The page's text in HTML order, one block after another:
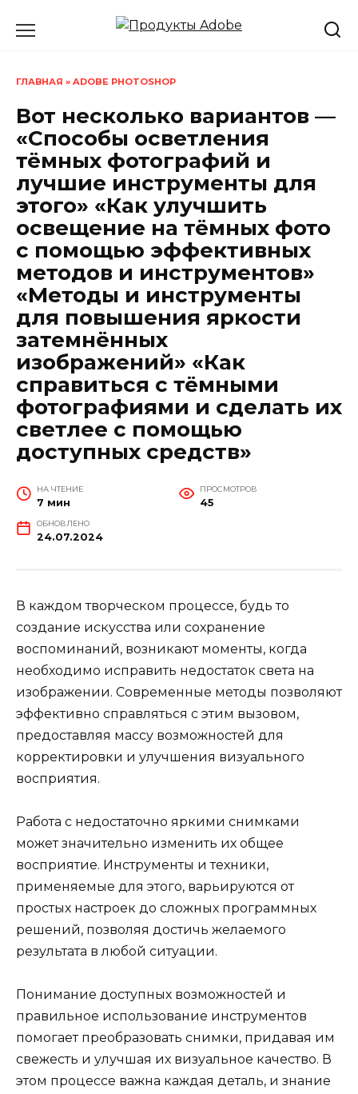
ГЛАВНАЯ » ADOBE PHOTOSHOP
Вот несколько вариантов —
«Способы осветления
тёмных фотографий и
лучшие инструменты для
этого» «Как улучшить
освещение на тёмных фото
с помощью эффективных
методов и инструментов»
«Методы и инструменты
для повышения яркости
затемнённых
изображений» «Как
справиться с тёмными
фотографиями и сделать их
светлее с помощью
доступных средств»
НА ЧТЕНИЕ
7 мин
ПРОСМОТРОВ
45
ОБНОВЛЕНО
24.07.2024
В каждом творческом процессе, будь то
создание искусства или сохранение
воспоминаний, возникают моменты, когда
необходимо исправить недостаток света на
изображении. Современные методы позволяют
эффективно справляться с этим вызовом,
предоставляя массу возможностей для
корректировки и улучшения визуального
восприятия.
Работа с недостаточно яркими снимками
может значительно изменить их общее
восприятие. Инструменты и техники,
применяемые для этого, варьируются от
простых настроек до сложных программных
решений, позволяя достичь желаемого
результата в любой ситуации.
Понимание доступных возможностей и
правильное использование инструментов
помогает преобразовать снимки, придавая им
свежесть и улучшая их визуальное качество. В
этом процессе важна каждая деталь, и знание